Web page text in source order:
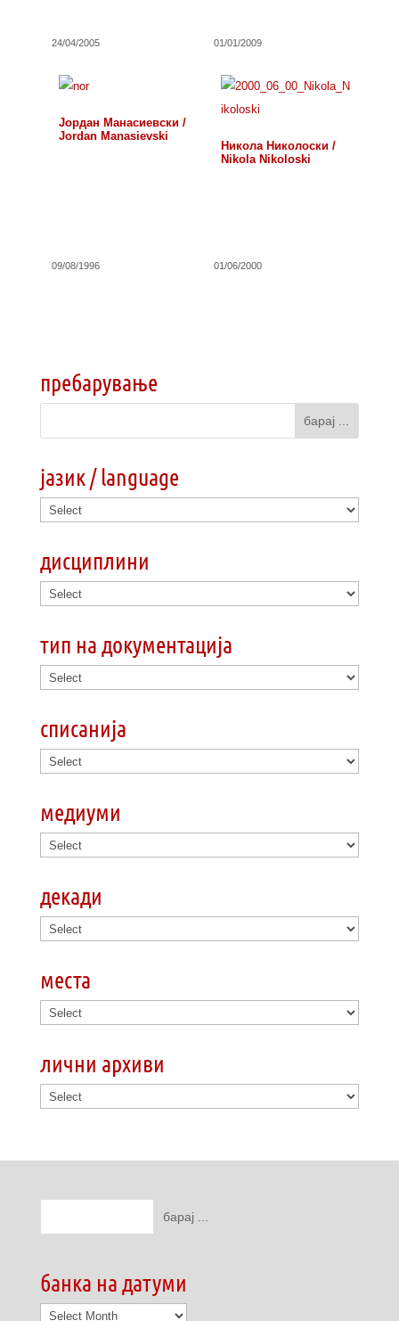
24/04/2005 01/01/2009
Јордан Манасиевски /
Jordan Manasievski
09/08/1996
Никола Николоски /
Nikola Nikoloski
01/06/2000
пребарување
јазик / language
дисциплини
тип на документација
списанија
медиуми
декади
места
лични архиви
банка на датуми
банка